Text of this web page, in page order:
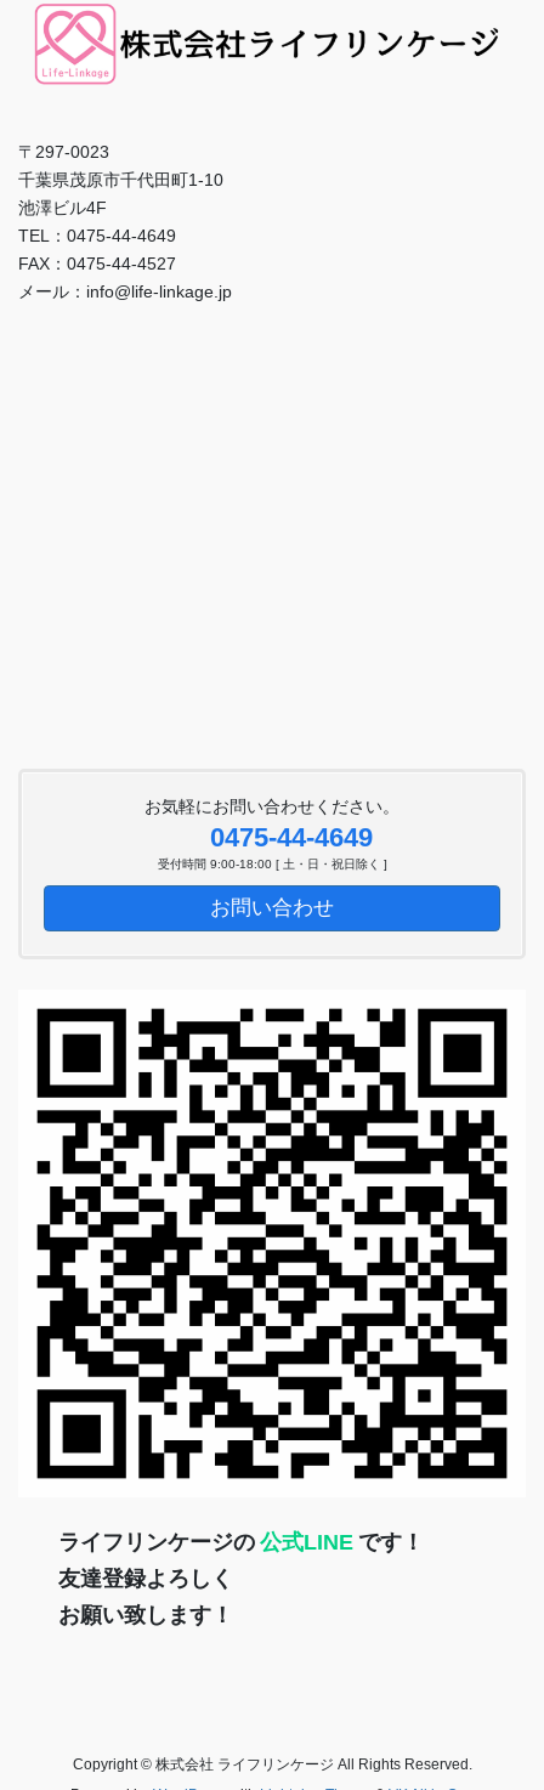
〒297-0023
千葉県茂原市千代田町1-10
池澤ビル4F
TEL：0475-44-4649
FAX：0475-44-4527
メール：info@life-linkage.jp
お気軽にお問い合わせください。
0475-44-4649
受付時間 9:00-18:00 [ 土・日・祝日除く ]
お問い合わせ
ライフリンケージの 公式LINE です！
友達登録よろしく
お願い致します！
Copyright © 株式会社 ライフリンケージ All Rights Reserved.